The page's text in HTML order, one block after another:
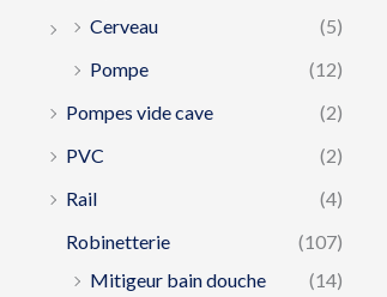
Cerveau
(5)
Pompe
(12)
Pompes vide cave
(2)
PVC
(2)
Rail
(4)
Robinetterie
(107)
Mitigeur bain douche
(14)